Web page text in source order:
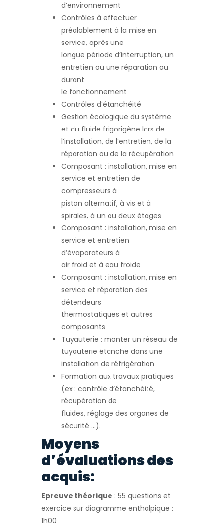
d’environnement
Contrôles à effectuer
préalablement à la mise en
service, après une
longue période d’interruption, un
entretien ou une réparation ou
durant
le fonctionnement
Contrôles d’étanchéité
Gestion écologique du système
et du fluide frigorigène lors de
l’installation, de l’entretien, de la
réparation ou de la récupération
Composant : installation, mise en
service et entretien de
compresseurs à
piston alternatif, à vis et à
spirales, à un ou deux étages
Composant : installation, mise en
service et entretien
d’évaporateurs à
air froid et à eau froide
Composant : installation, mise en
service et réparation des
détendeurs
thermostatiques et autres
composants
Tuyauterie : monter un réseau de
tuyauterie étanche dans une
installation de réfrigération
Formation aux travaux pratiques
(ex : contrôle d’étanchéité,
récupération de
fluides, réglage des organes de
sécurité …).
Moyens
d’évaluations des
acquis:
Epreuve théorique : 55 questions et
exercice sur diagramme enthalpique :
1h00